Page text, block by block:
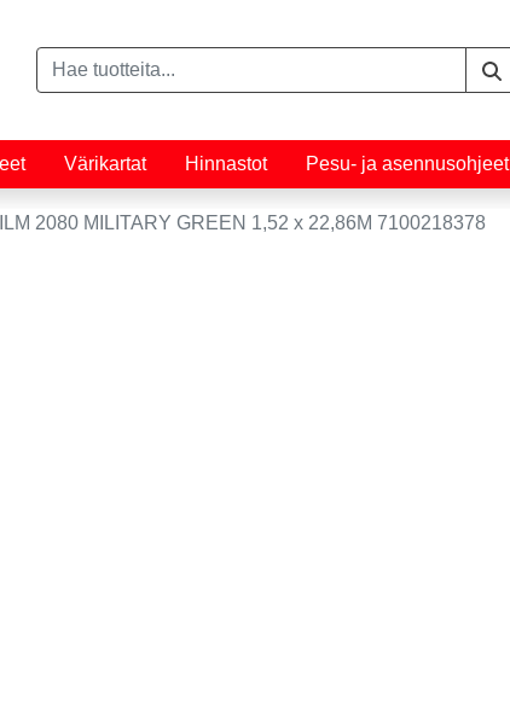
Värikartat Hinnastot Pesu- ja asennusohjeet
2080 MILITARY GREEN 1,52 x 22,86M 7100218378